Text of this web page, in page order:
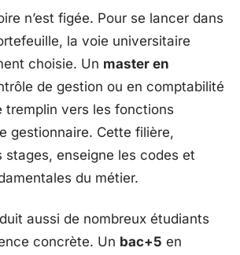
n’est figée. Pour se lancer dans
la voie universitaire
choisie. Un master en
de gestion ou en comptabilité
tremplin vers les fonctions
gestionnaire. Cette filière,
stages, enseigne les codes et
du métier.
aussi de nombreux étudiants
concrète. Un bac+5 en